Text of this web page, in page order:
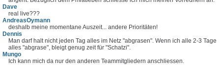
Dave
real live???
AndreasOymann
deshalb meine momentane Auszeit... andere Prioritäten!
Dennis
Man darf halt nicht jeden Tag alles im Netz "abgrasen". Wenn ich alle 2-3 Tage
alles "abgrase", bleigt genug zeit für "Schatzi".
Mungo
Ich kann mich da nur den anderen Teammitgliedern anschliessen.